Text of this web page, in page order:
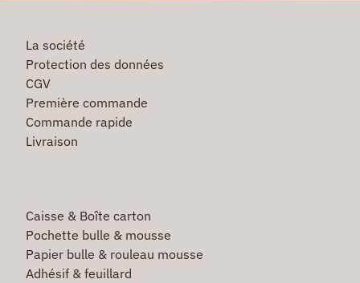
La société
Protection des données
CGV
Première commande
Commande rapide
Livraison
Caisse & Boîte carton
Pochette bulle & mousse
Papier bulle & rouleau mousse
Adhésif & feuillard